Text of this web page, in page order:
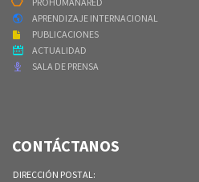
APRENDIZAJE INTERNACIONAL
PUBLICACIONES
ACTUALIDAD
SALA DE PRENSA
CONTÁCTANOS
DIRECCIÓN POSTAL: